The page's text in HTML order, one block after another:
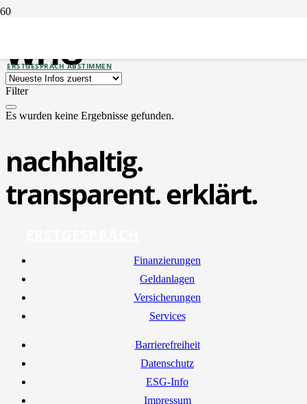
ERSTGESPRÄCH ABSTIMMEN
WHO
Filter
Es wurden keine Ergebnisse gefunden.
nachhaltig.
transparent. erklärt.
Finan­zie­run­gen
Geld­an­la­gen
Ver­si­che­run­gen
Ser­vices
Bar­rie­re­frei­heit
Daten­schutz
ESG-Info
Impres­sum